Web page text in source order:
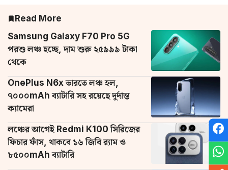
Read More
Samsung Galaxy F70 Pro 5G
পরশু লঞ্চ হচ্ছে, দাম শুরু ২৫৯৯৯ টাকা
থেকে
OnePlus N6x ভারতে লঞ্চ হল,
৭০০০mAh ব্যাটারি সহ রয়েছে দুর্দান্ত
ক্যামেরা
লঞ্চের আগেই Redmi K100 সিরিজের
ফিচার ফাঁস, থাকবে ১৬ জিবি র‌্যাম ও
৮৫০০mAh ব্যাটারি